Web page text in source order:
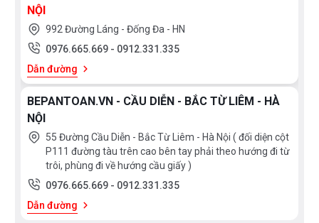
Mẫu mày hút mùi CA 8700G được thiết kế màu đen
sang trọng làm nổi bật không gian bếp.
halogen
chiếu sáng giúp thuận tiện hơn trong việc nấu
nướng mỗi ngày.Phím điều khiển cơ 3 tốc độtùy
chọn phù hợp với mùi thức ăn giúp không gian của bạn
luôn trong lành, dễ chịu.
NỘI
992 Đường Láng - Đống Đa - HN
0976.665.669 - 0912.331.335
Dẫn đường
BEPANTOAN.VN - CẦU DIỄN - BẮC TỪ LIÊM - HÀ
NỘI
55 Đường Cầu Diễn - Bắc Từ Liêm - Hà Nội ( đối diện cột
P111 đường tàu trên cao bên tay phải theo hướng đi từ
trôi, phùng đi về hướng cầu giấy )
0976.665.669 - 0912.331.335
Dẫn đường